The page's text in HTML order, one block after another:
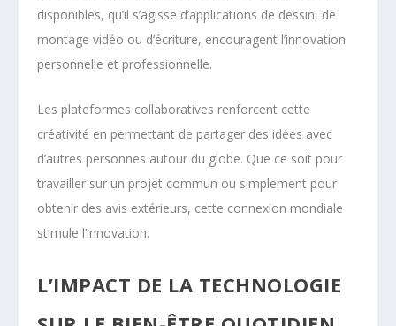
disponibles, qu’il s’agisse d’applications de dessin, de
montage vidéo ou d’écriture, encouragent l’innovation
personnelle et professionnelle.
Les plateformes collaboratives renforcent cette
créativité en permettant de partager des idées avec
d’autres personnes autour du globe. Que ce soit pour
travailler sur un projet commun ou simplement pour
obtenir des avis extérieurs, cette connexion mondiale
stimule l’innovation.
L’IMPACT DE LA TECHNOLOGIE